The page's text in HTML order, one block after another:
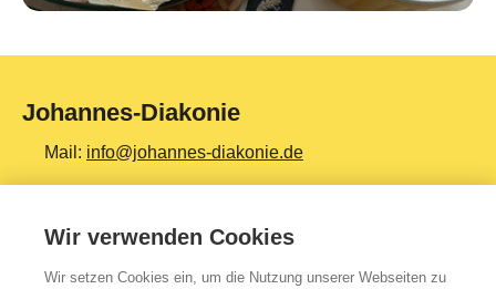
Johannes-Diakonie
Mail: info@johannes-diakonie.de
Tel:06261 - 88-0
Wir verwenden Cookies
Wir setzen Cookies ein, um die Nutzung unserer Webseiten zu